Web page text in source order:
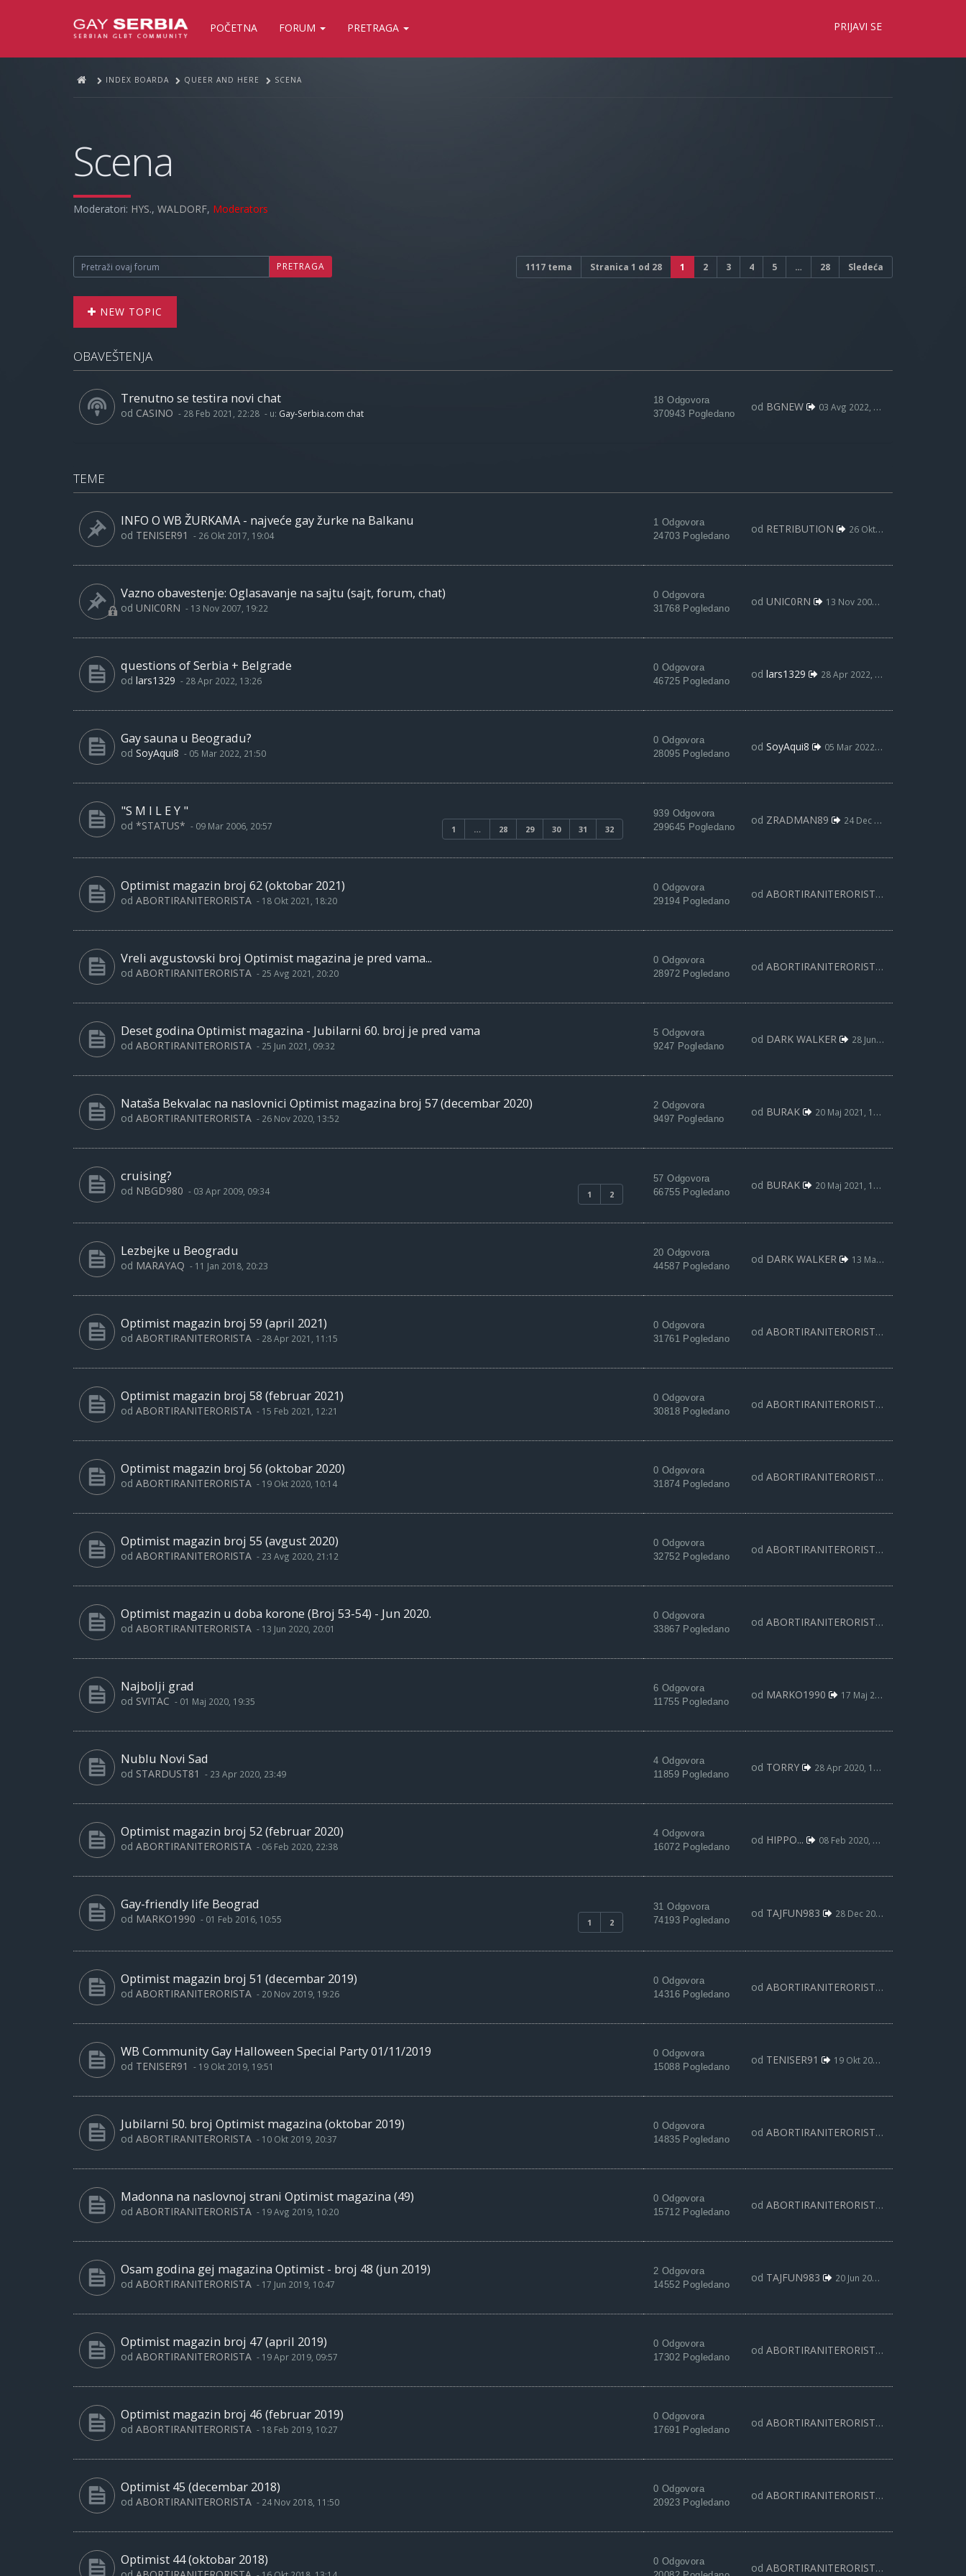
POČETNA FORUM PRETRAGA PRIJAVI SE
INDEX BOARDA QUEER AND HERE SCENA
Scena
Moderatori: HYS., WALDORF, Moderators
PRETRAGA 1117 tema Stranica 1 od 28 1 2 3 4 5 … 28 Sledeća
NEW TOPIC
OBAVEŠTENJA
Trenutno se testira novi chat
od CASINO - 28 Feb 2021, 22:28 - u: Gay-Serbia.com chat
18 Odgovora
370943 Pogledano
od BGNEW 03 Avg 2022, 09:59
TEME
INFO O WB ŽURKAMA - najveće gay žurke na Balkanu
od TENISER91 - 26 Okt 2017, 19:04
1 Odgovora
24703 Pogledano
od RETRIBUTION 26 Okt 2017, 19:15
Vazno obavestenje: Oglasavanje na sajtu (sajt, forum, chat)
od UNIC0RN - 13 Nov 2007, 19:22
0 Odgovora
31768 Pogledano
od UNIC0RN 13 Nov 2007, 19:22
questions of Serbia + Belgrade
od lars1329 - 28 Apr 2022, 13:26
0 Odgovora
46725 Pogledano
od lars1329 28 Apr 2022, 13:26
Gay sauna u Beogradu?
od SoyAqui8 - 05 Mar 2022, 21:50
0 Odgovora
28095 Pogledano
od SoyAqui8 05 Mar 2022, 21:50
"S M I L E Y "
1 … 28 29 30 31 32
od *STATUS* - 09 Mar 2006, 20:57
939 Odgovora
299645 Pogledano
od ZRADMAN89 24 Dec 2021, 12:37
Optimist magazin broj 62 (oktobar 2021)
od ABORTIRANITERORISTA - 18 Okt 2021, 18:20
0 Odgovora
29194 Pogledano
od ABORTIRANITERORISTA
Vreli avgustovski broj Optimist magazina je pred vama...
od ABORTIRANITERORISTA - 25 Avg 2021, 20:20
0 Odgovora
28972 Pogledano
od ABORTIRANITERORISTA
Deset godina Optimist magazina - Jubilarni 60. broj je pred vama
od ABORTIRANITERORISTA - 25 Jun 2021, 09:32
5 Odgovora
9247 Pogledano
od DARK WALKER 28 Jun 2021, 15:07
Nataša Bekvalac na naslovnici Optimist magazina broj 57 (decembar 2020)
od ABORTIRANITERORISTA - 26 Nov 2020, 13:52
2 Odgovora
9497 Pogledano
od BURAK 20 Maj 2021, 19:07
cruising?
1 2
od NBGD980 - 03 Apr 2009, 09:34
57 Odgovora
66755 Pogledano
od BURAK 20 Maj 2021, 19:05
Lezbejke u Beogradu
od MARAYAQ - 11 Jan 2018, 20:23
20 Odgovora
44587 Pogledano
od DARK WALKER 13 Maj 2021, 12:26
Optimist magazin broj 59 (april 2021)
od ABORTIRANITERORISTA - 28 Apr 2021, 11:15
0 Odgovora
31761 Pogledano
od ABORTIRANITERORISTA
Optimist magazin broj 58 (februar 2021)
od ABORTIRANITERORISTA - 15 Feb 2021, 12:21
0 Odgovora
30818 Pogledano
od ABORTIRANITERORISTA
Optimist magazin broj 56 (oktobar 2020)
od ABORTIRANITERORISTA - 19 Okt 2020, 10:14
0 Odgovora
31874 Pogledano
od ABORTIRANITERORISTA
Optimist magazin broj 55 (avgust 2020)
od ABORTIRANITERORISTA - 23 Avg 2020, 21:12
0 Odgovora
32752 Pogledano
od ABORTIRANITERORISTA
Optimist magazin u doba korone (Broj 53-54) - Jun 2020.
od ABORTIRANITERORISTA - 13 Jun 2020, 20:01
0 Odgovora
33867 Pogledano
od ABORTIRANITERORISTA
Najbolji grad
od SVITAC - 01 Maj 2020, 19:35
6 Odgovora
11755 Pogledano
od MARKO1990 17 Maj 2020, 21:27
Nublu Novi Sad
od STARDUST81 - 23 Apr 2020, 23:49
4 Odgovora
11859 Pogledano
od TORRY 28 Apr 2020, 18:04
Optimist magazin broj 52 (februar 2020)
od ABORTIRANITERORISTA - 06 Feb 2020, 22:38
4 Odgovora
16072 Pogledano
od HIPPO... 08 Feb 2020, 11:49
Gay-friendly life Beograd
1 2
od MARKO1990 - 01 Feb 2016, 10:55
31 Odgovora
74193 Pogledano
od TAJFUN983 28 Dec 2019, 21:00
Optimist magazin broj 51 (decembar 2019)
od ABORTIRANITERORISTA - 20 Nov 2019, 19:26
0 Odgovora
14316 Pogledano
od ABORTIRANITERORISTA
WB Community Gay Halloween Special Party 01/11/2019
od TENISER91 - 19 Okt 2019, 19:51
0 Odgovora
15088 Pogledano
od TENISER91 19 Okt 2019, 19:51
Jubilarni 50. broj Optimist magazina (oktobar 2019)
od ABORTIRANITERORISTA - 10 Okt 2019, 20:37
0 Odgovora
14835 Pogledano
od ABORTIRANITERORISTA
Madonna na naslovnoj strani Optimist magazina (49)
od ABORTIRANITERORISTA - 19 Avg 2019, 10:20
0 Odgovora
15712 Pogledano
od ABORTIRANITERORISTA
Osam godina gej magazina Optimist - broj 48 (jun 2019)
od ABORTIRANITERORISTA - 17 Jun 2019, 10:47
2 Odgovora
14552 Pogledano
od TAJFUN983 20 Jun 2019, 10:13
Optimist magazin broj 47 (april 2019)
od ABORTIRANITERORISTA - 19 Apr 2019, 09:57
0 Odgovora
17302 Pogledano
od ABORTIRANITERORISTA
Optimist magazin broj 46 (februar 2019)
od ABORTIRANITERORISTA - 18 Feb 2019, 10:27
0 Odgovora
17691 Pogledano
od ABORTIRANITERORISTA
Optimist 45 (decembar 2018)
od ABORTIRANITERORISTA - 24 Nov 2018, 11:50
0 Odgovora
20923 Pogledano
od ABORTIRANITERORISTA
Optimist 44 (oktobar 2018)
0 Odgovora
od ABORTIRANITERORISTA